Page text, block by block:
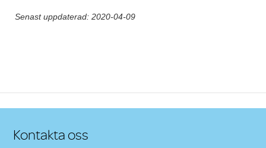
Senast uppdaterad: 2020-04-09
Kontakta oss